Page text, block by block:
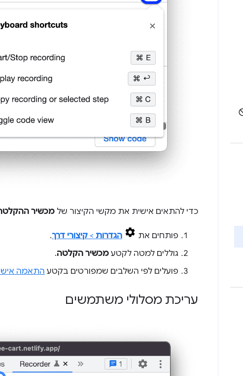
כדי להתאים אישית את מקשי הקיצור של מכשיר
פותחים את הגדרות > קיצורי דרך.
גוללים למטה לקטע מכשיר הקלטה.
פועלים לפי השלבים שמפורטים בקטע התאמה
עריכת מסלולי משתמשים